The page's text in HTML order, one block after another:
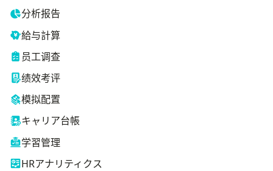
分析报告
給与計算
员工调查
绩效考评
模拟配置
キャリア台帳
学習管理
HRアナリティクス